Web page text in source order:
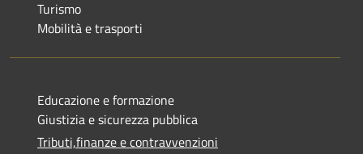
Turismo
Mobilità e trasporti
Educazione e formazione
Giustizia e sicurezza pubblica
Tributi,finanze e contravvenzioni